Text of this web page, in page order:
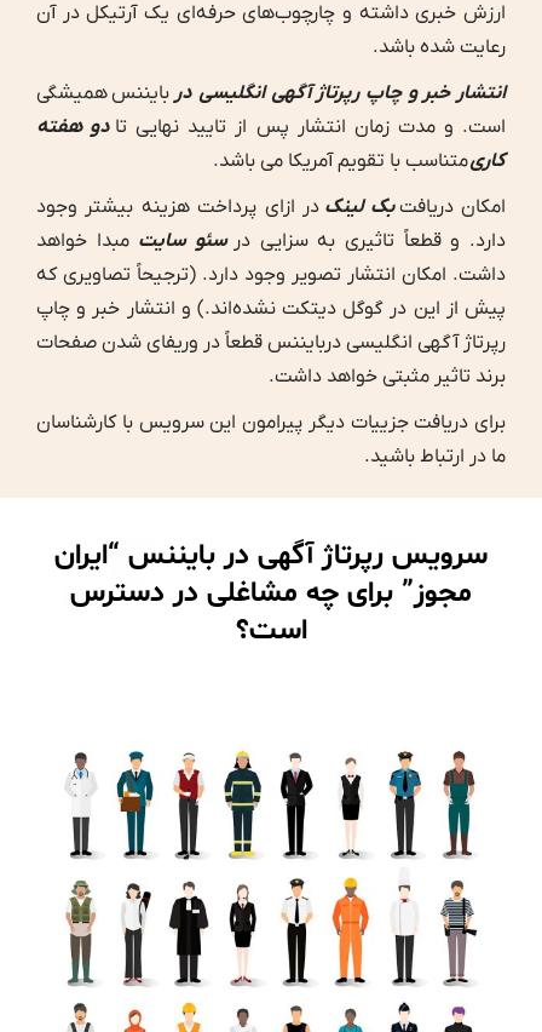
ارزش خبری داشته و چارچوب‌های حرفه‌ای یک آرتیکل در آن
رعایت شده باشد.
انتشار خبر و چاپ رپرتاژ آگهی انگلیسی دربایننس همیشگی
است. و مدت زمان انتشار پس از تایید نهایی تا دو هفته
کاریمتناسب با تقویم آمریکا می باشد.
امکان دریافتبک لینک در ازای پرداخت هزینه بیشتر وجود
دارد. و قطعاً تاثیری به سزایی درسئو سایت مبدا خواهد
داشت. امکان انتشار تصویر وجود دارد. (ترجیحاً تصاویری که
پیش از این در گوگل دیتکت نشده‌اند.) و انتشار خبر و چاپ
رپرتاژ آگهی انگلیسی دربایننس قطعاً در وریفای شدن صفحات
برند تاثیر مثبتی خواهد داشت.
برای دریافت جزییات دیگر پیرامون این سرویس با کارشناسان
ما در ارتباط باشید.
سرویس رپرتاژ آگهی در بایننس “ایران
مجوز” برای چه مشاغلی در دسترس
است؟